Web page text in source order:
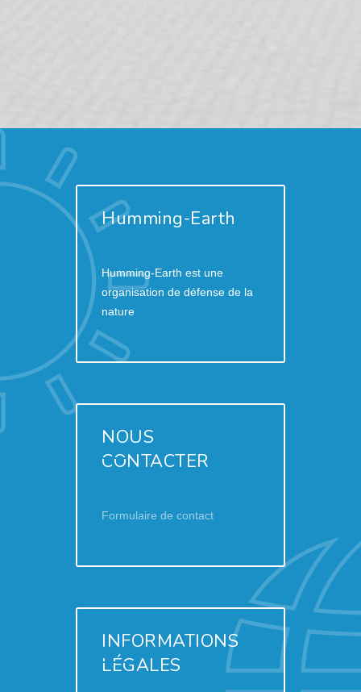
Humming-Earth
Humming-Earth est une
organisation de défense de la
nature
NOUS
CONTACTER
Formulaire de contact
INFORMATIONS
LÉGALES